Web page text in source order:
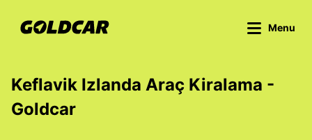
Menu
Keflavik Izlanda Araç Kiralama -
Goldcar